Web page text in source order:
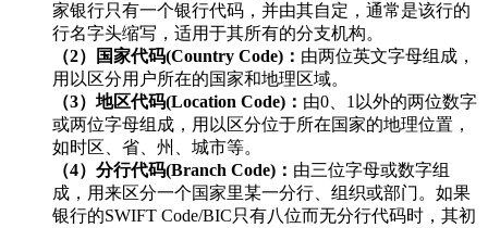
家银行只有一个银行代码，并由其自定，通常是该行的
行名字头缩写，适用于其所有的分支机构。
（2）国家代码(Country Code)： 由两位英文字母组成，
用以区分用户所在的国家和地理区域。
（3）地区代码(Location Code)： 由0、1以外的两位数字
或两位字母组成，用以区分位于所在国家的地理位置，
如时区、省、州、城市等。
（4）分行代码(Branch Code)： 由三位字母或数字组
成，用来区分一个国家里某一分行、组织或部门。如果
银行的SWIFT Code/BIC只有八位而无分行代码时，其初